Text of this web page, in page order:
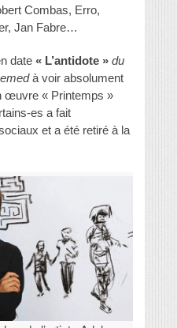
Combas, Erro,
Jan Fabre…
date « L’antidote » du
à voir absolument
œuvre « Printemps »
es a fait
et a été retiré à la